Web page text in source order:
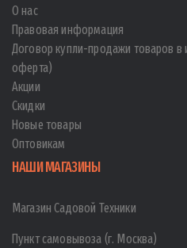
О нас
Правовая информация
Договор купли-продажи товаров в
оферта)
Акции
Скидки
Новые товары
Оптовикам
НАШИ МАГАЗИНЫ
Магазин Садовой Техники
Пункт самовывоза (г. Москва)